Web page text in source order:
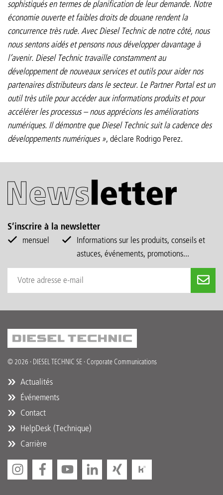
sophistiqués en termes de planification de leur demande. Notre
économie ouverte et faibles droits de douane rendent la
concurrence très rude. Avec Diesel Technic de notre côté, nous
nous sentons aidés et pensons nous développer davantage à
l’avenir. Diesel Technic travaille constamment au
développement de nouveaux services et outils pour aider nos
partenaires distributeurs dans le secteur. Le Partner Portal est un
outil très utile pour accéder aux informations produits et pour
accélérer les processus – nous apprécions les améliorations
numériques. Il démontre que Diesel Technic suit la cadence des
développements numériques », déclare Rodrigo Perez.
S’inscrire à la newsletter
mensuel
Informations sur les produits, conseils et
astuces, événements, promotions...
© 2026 · DIESEL TECHNIC SE · Corporate Communications
Actualités
Événements
Contact
HelpDesk (Technique)
Carrière